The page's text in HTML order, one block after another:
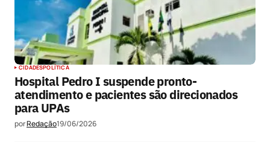
CIDADESPOLÍTICA
Hospital Pedro I suspende pronto-
atendimento e pacientes são direcionados
para UPAs
porRedação19/06/2026